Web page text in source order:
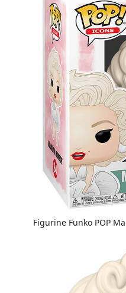
Figurine Funko POP